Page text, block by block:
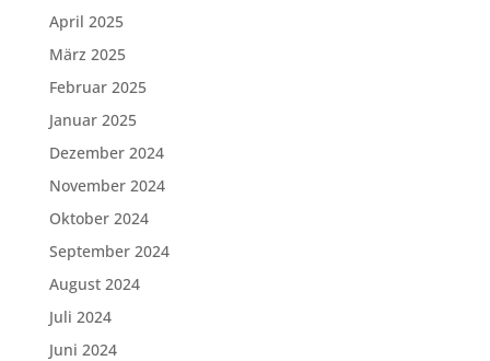
April 2025
März 2025
Februar 2025
Januar 2025
Dezember 2024
November 2024
Oktober 2024
September 2024
August 2024
Juli 2024
Juni 2024